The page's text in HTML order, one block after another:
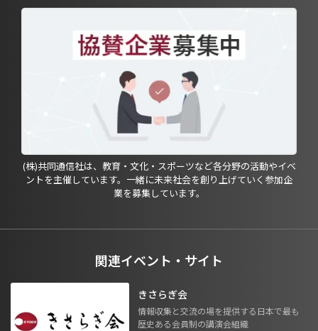
(株)共同通信社は、教育・文化・スポーツなど各分野の活動やイベ
ントを主催しています。一緒に未来社会を創り上げていく参加企
業を募集しています。
関連イベント・サイト
きさらぎ会
情報収集と交流の場を提供する日本で最も
歴史ある会員制の講演会組織